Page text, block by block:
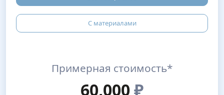
С материалами
Примерная стоимость*
60,000₽